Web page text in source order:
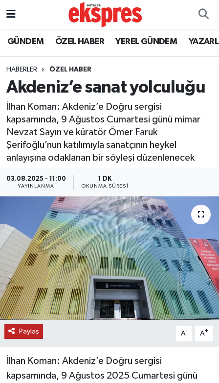
GÜNDEM ÖZEL HABER YEREL GÜNDEM
HABERLER ÖZEL HABER
Akdeniz’e sanat yolculuğu
İlhan Koman: Akdeniz’e Doğru sergisi
kapsamında, 9 Ağustos Cumartesi günü mimar
Nevzat Sayın ve küratör Ömer Faruk
Şerifoğlu’nun katılımıyla sanatçının heykel
anlayışına odaklanan bir söyleşi düzenlenecek
03.08.2025 - 11:00
YAYINLANMA
1 DK
OKUNMA SÜRESI
Paylaş A- A+
İlhan Koman: Akdeniz’e Doğru sergisi
kapsamında, 9 Ağustos 2025 Cumartesi günü
ÖZEL HABER
YEREL GÜNDEM
EKONOMİ
KÜLTÜR - SANAT
SPOR
SİYASET
SAĞLIK
DÜNYA
EĞİTİM
TURİZM
RÖPORTAJ
VİDEO HABERLER
YAZARLAR
Nöbetçi Eczaneler
Trafik Durumu
Süper Lig Puan Durumu ve Fikstür
Tüm Manşetler
Son Dakika Haberleri
Haber Arşivi